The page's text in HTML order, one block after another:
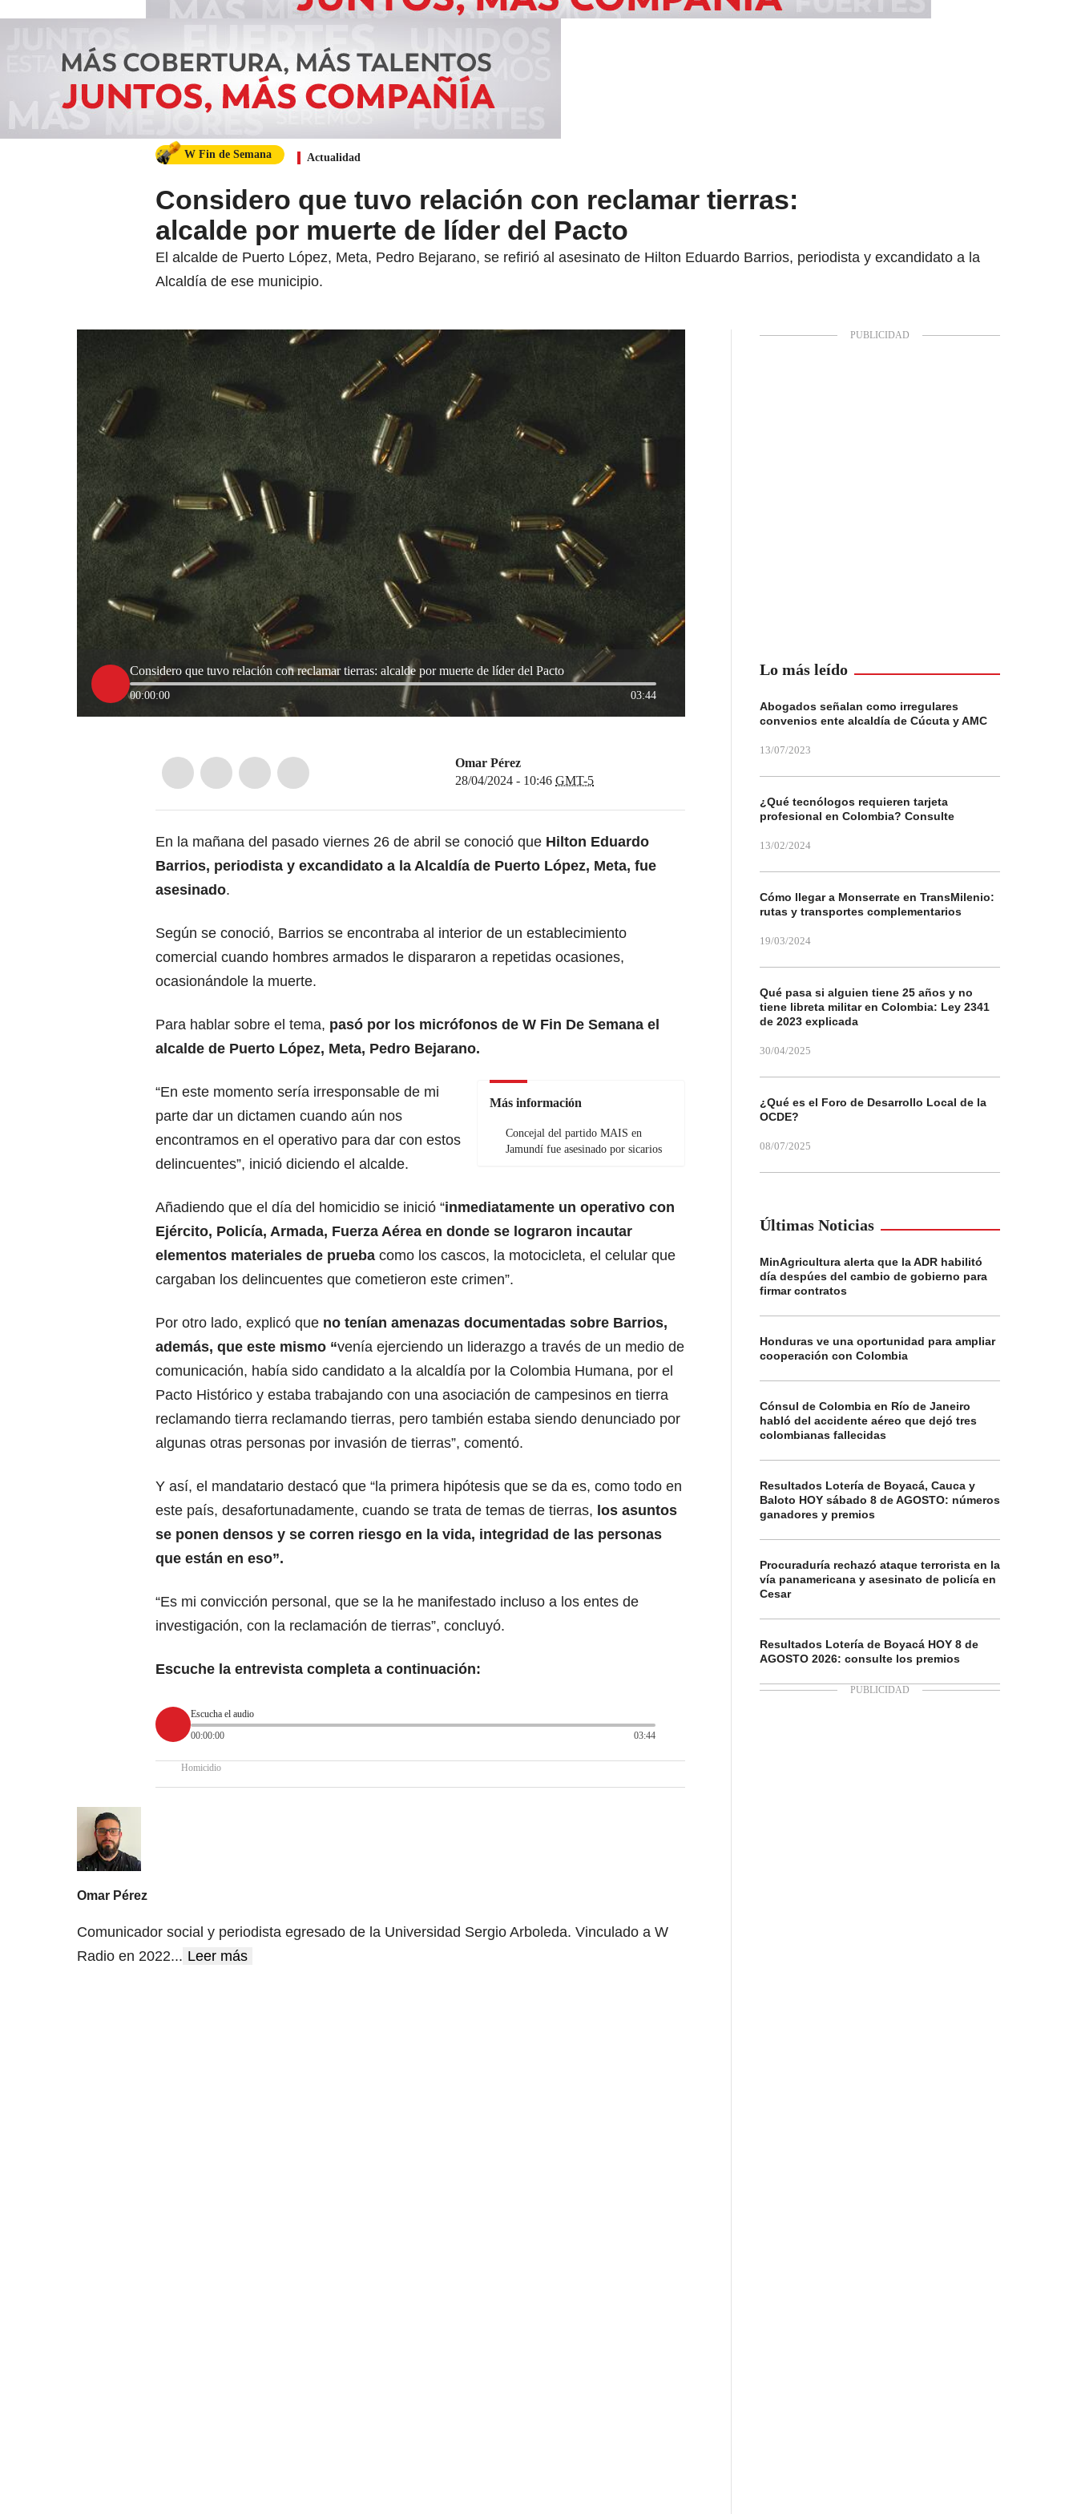
W Fin de Semana Actualidad
Considero que tuvo relación con reclamar tierras:
alcalde por muerte de líder del Pacto
El alcalde de Puerto López, Meta, Pedro Bejarano, se refirió al asesinato de Hilton Eduardo Barrios, periodista y excandidato a la
Alcaldía de ese municipio.
Considero que tuvo relación con reclamar tierras: alcalde por muerte de líder del Pacto
00:00:00 03:44
Omar Pérez
28/04/2024 - 10:46 GMT-5
En la mañana del pasado viernes 26 de abril se conoció que Hilton Eduardo
Barrios, periodista y excandidato a la Alcaldía de Puerto López, Meta, fue
asesinado.
Según se conoció, Barrios se encontraba al interior de un establecimiento
comercial cuando hombres armados le dispararon a repetidas ocasiones,
ocasionándole la muerte.
Para hablar sobre el tema, pasó por los micrófonos de W Fin De Semana el
alcalde de Puerto López, Meta, Pedro Bejarano.
Más información
Concejal del partido MAIS en
Jamundí fue asesinado por sicarios
“En este momento sería irresponsable de mi
parte dar un dictamen cuando aún nos
encontramos en el operativo para dar con estos
delincuentes”, inició diciendo el alcalde.
Añadiendo que el día del homicidio se inició “inmediatamente un operativo con
Ejército, Policía, Armada, Fuerza Aérea en donde se lograron incautar
elementos materiales de prueba como los cascos, la motocicleta, el celular que
cargaban los delincuentes que cometieron este crimen”.
Por otro lado, explicó que no tenían amenazas documentadas sobre Barrios,
además, que este mismo “venía ejerciendo un liderazgo a través de un medio de
comunicación, había sido candidato a la alcaldía por la Colombia Humana, por el
Pacto Histórico y estaba trabajando con una asociación de campesinos en tierra
reclamando tierra reclamando tierras, pero también estaba siendo denunciado por
algunas otras personas por invasión de tierras”, comentó.
Y así, el mandatario destacó que “la primera hipótesis que se da es, como todo en
este país, desafortunadamente, cuando se trata de temas de tierras, los asuntos
se ponen densos y se corren riesgo en la vida, integridad de las personas
que están en eso”.
“Es mi convicción personal, que se la he manifestado incluso a los entes de
investigación, con la reclamación de tierras”, concluyó.
Escuche la entrevista completa a continuación:
Escucha el audio
00:00:00
03:44
Homicidio
Omar Pérez
Comunicador social y periodista egresado de la Universidad Sergio Arboleda. Vinculado a W
Radio en 2022... Leer más
Lo más leído
Abogados señalan como irregulares
convenios ente alcaldía de Cúcuta y AMC
13/07/2023
¿Qué tecnólogos requieren tarjeta
profesional en Colombia? Consulte
13/02/2024
Cómo llegar a Monserrate en TransMilenio:
rutas y transportes complementarios
19/03/2024
Qué pasa si alguien tiene 25 años y no
tiene libreta militar en Colombia: Ley 2341
de 2023 explicada
30/04/2025
¿Qué es el Foro de Desarrollo Local de la
OCDE?
08/07/2025
Últimas Noticias
MinAgricultura alerta que la ADR habilitó
día despúes del cambio de gobierno para
firmar contratos
Honduras ve una oportunidad para ampliar
cooperación con Colombia
Cónsul de Colombia en Río de Janeiro
habló del accidente aéreo que dejó tres
colombianas fallecidas
Resultados Lotería de Boyacá, Cauca y
Baloto HOY sábado 8 de AGOSTO: números
ganadores y premios
Procuraduría rechazó ataque terrorista en la
vía panamericana y asesinato de policía en
Cesar
Resultados Lotería de Boyacá HOY 8 de
AGOSTO 2026: consulte los premios